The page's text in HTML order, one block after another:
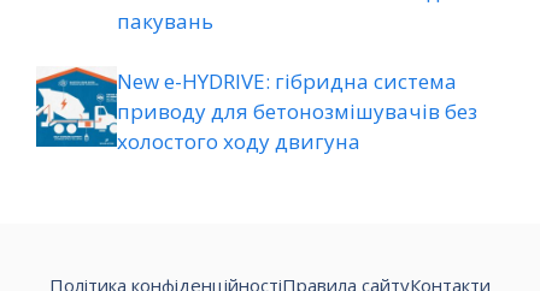
пакувань
New e-HYDRIVE: гібридна система
приводу для бетонозмішувачів без
холостого ходу двигуна
Політика конфіденційностіПравила сайтуКонтакти